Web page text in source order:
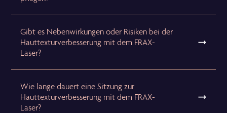
Gibt es Nebenwirkungen oder Risiken bei der
Hauttexturverbesserung mit dem FRAX-
Laser?
Wie lange dauert eine Sitzung zur
Hauttexturverbesserung mit dem FRAX-
Laser?